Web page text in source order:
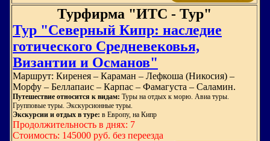
Турфирма "ИТС - Тур"
Тур "Северный Кипр: наследие
готического Средневековья,
Византии и Османов"
Маршрут: Киренея – Караман – Лефкоша (Никосия) –
Морфу – Беллапаис – Карпас – Фамагуста – Саламин.
Путешествие относится к видам: Туры на отдых к морю. Авиа туры.
Групповые туры. Экскурсионные туры.
Экскурсии и отдых в туре: в Европу, на Кипр
Продолжительность в днях: 7
Стоимость: 145000 руб. без переезда